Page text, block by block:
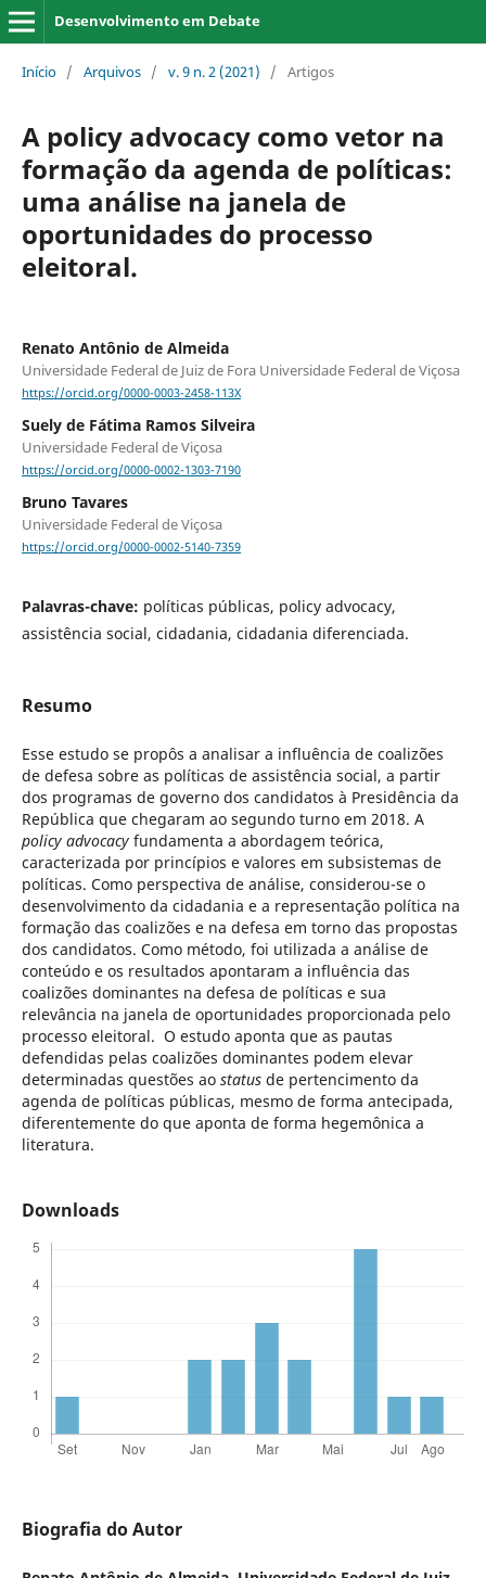
Desenvolvimento em Debate
Início / Arquivos / v. 9 n. 2 (2021) / Artigos
A policy advocacy como vetor na
formação da agenda de políticas:
uma análise na janela de
oportunidades do processo
eleitoral.
Renato Antônio de Almeida
Universidade Federal de Juiz de Fora Universidade Federal de Viçosa
https://orcid.org/0000-0003-2458-113X
Suely de Fátima Ramos Silveira
Universidade Federal de Viçosa
https://orcid.org/0000-0002-1303-7190
Bruno Tavares
Universidade Federal de Viçosa
https://orcid.org/0000-0002-5140-7359
Palavras-chave: políticas públicas, policy advocacy,
assistência social, cidadania, cidadania diferenciada.
Resumo
Esse estudo se propôs a analisar a influência de coalizões
de defesa sobre as políticas de assistência social, a partir
dos programas de governo dos candidatos à Presidência da
República que chegaram ao segundo turno em 2018. A
policy advocacyfundamenta a abordagem teórica,
caracterizada por princípios e valores em subsistemas de
políticas. Como perspectiva de análise, considerou-se o
desenvolvimento da cidadania e a representação política na
formação das coalizões e na defesa em torno das propostas
dos candidatos. Como método, foi utilizada a análise de
conteúdo e os resultados apontaram a influência das
coalizões dominantes na defesa de políticas e sua
relevância na janela de oportunidades proporcionada pelo
processo eleitoral. O estudo aponta que as pautas
defendidas pelas coalizões dominantes podem elevar
determinadas questões ao statusde pertencimento da
agenda de políticas públicas, mesmo de forma antecipada,
diferentemente do que aponta de forma hegemônica a
literatura.
Downloads
Biografia do Autor